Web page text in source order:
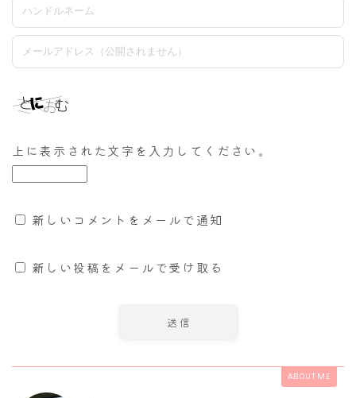
上に表示された文字を入力してください。
新しいコメントをメールで通知
新しい投稿をメールで受け取る
ABOUT ME